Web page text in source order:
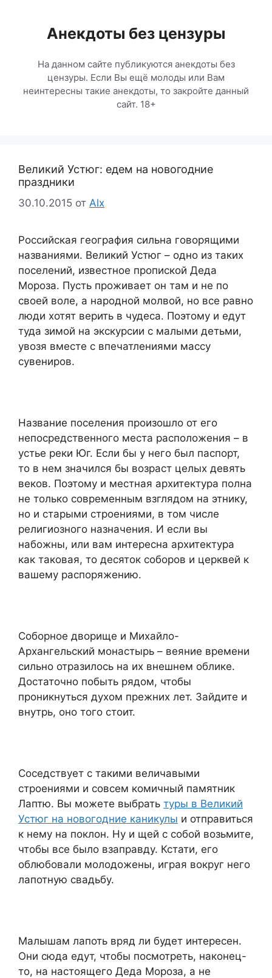
содержимомуАнекдоты без цензуры
На данном сайте публикуются анекдоты без
цензуры. Если Вы ещё молоды или Вам
неинтересны такие анекдоты, то закройте данный
сайт. 18+
Великий Устюг: едем на новогодние
праздники
30.10.2015 от Alx
Российская география сильна говорящими
названиями. Великий Устюг – одно из таких
поселений, известное пропиской Деда
Мороза. Пусть проживает он там и не по
своей воле, а народной молвой, но все равно
люди хотят верить в чудеса. Поэтому и едут
туда зимой на экскурсии с малыми детьми,
увозя вместе с впечатлениями массу
сувениров.
Название поселения произошло от его
непосредственного места расположения – в
устье реки Юг. Если бы у него был паспорт,
то в нем значился бы возраст целых девять
веков. Поэтому и местная архитектура полна
не только современным взглядом на этнику,
но и старыми строениями, в том числе
религиозного назначения. И если вы
набожны, или вам интересна архитектура
как таковая, то десяток соборов и церквей к
вашему распоряжению.
Соборное дворище и Михайло-
Архангельский монастырь – веяние времени
сильно отразилось на их внешнем облике.
Достаточно побыть рядом, чтобы
проникнуться духом прежних лет. Зайдите и
внутрь, оно того стоит.
Соседствует с такими величавыми
строениями и совсем комичный памятник
Лаптю. Вы можете выбрать туры в Великий
Устюг на новогодние каникулы и отправиться
к нему на поклон. Ну и щей с собой возьмите,
чтобы все было взаправду. Кстати, его
облюбовали молодожены, играя вокруг него
лапотную свадьбу.
Малышам лапоть вряд ли будет интересен.
Они сюда едут, чтобы посмотреть, наконец-
то, на настоящего Деда Мороза, а не